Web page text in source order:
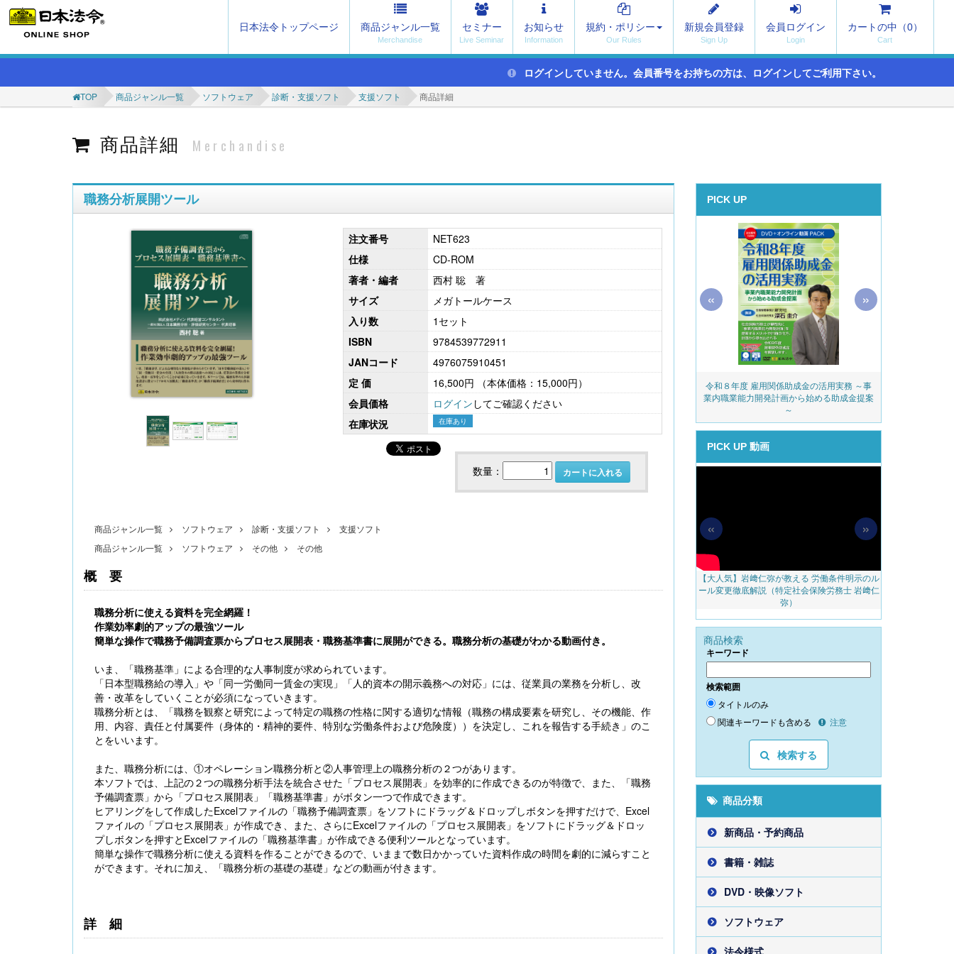
日本法令トップページ 商品ジャンル一覧 セミナー お知らせ 規約・ポリシー 新規会員登録 会員ログイン カートの中（0）
ログインしていません。会員番号をお持ちの方は、ログインしてご利用下さい。
TOP 商品ジャンル一覧 ソフトウェア 診断・支援ソフト 支援ソフト 商品詳細
商品詳細 Merchandise
職務分析展開ツール
注文番号
NET623
仕様
CD-ROM
著者・編者
西村 聡 著
サイズ
メガトールケース
入り数
1セット
ISBN
9784539772911
JANコード
4976075910451
定 価
16,500円
（本体価格：15,000円）
会員価格
ログイン してご確認ください
在庫状況
在庫あり
数量： カートに入れる
商品ジャンル一覧 ソフトウェア 診断・支援ソフト
支援ソフト
商品ジャンル一覧
ソフトウェア その他 その他
概要
職務分析に使える資料を完全網羅！
作業効率劇的アップの最強ツール
簡単な操作で職務予備調査票からプロセス展開表・職務基準書に展開ができる。職務分析の基礎がわかる動画付き。
いま、「職務基準」による合理的な人事制度が求められています。
「日本型職務給の導入」や「同一労働同一賃金の実現」「人的資本の開示義務への対応」には、従業員の業務を分析し、改
善・改革をしていくことが必須になっていきます。
職務分析とは、「職務を観察と研究によって特定の職務の性格に関する適切な情報（職務の構成要素を研究し、その機能、作
用、内容、責任と付属要件（身体的・精神的要件、特別な労働条件および危険度））を決定し、これを報告する手続き」のこ
とをいいます。
また、職務分析には、①オペレーション職務分析と②人事管理上の職務分析の２つがあります。
本ソフトでは、上記の２つの職務分析手法を統合させた「プロセス展開表」を効率的に作成できるのが特徴で、また、「職務
予備調査票」から「プロセス展開表」「職務基準書」がボタン一つで作成できます。
ヒアリングをして作成したExcelファイルの「職務予備調査票」をソフトにドラッグ＆ドロップしボタンを押すだけで、Excel
ファイルの「プロセス展開表」が作成でき、また、さらにExcelファイルの「プロセス展開表」をソフトにドラッグ＆ドロッ
プしボタンを押すとExcelファイルの「職務基準書」が作成できる便利ツールとなっています。
簡単な操作で職務分析に使える資料を作ることができるので、いままで数日かかっていた資料作成の時間を劇的に減らすこと
ができます。それに加え、「職務分析の基礎の基礎」などの動画が付きます。
詳細
PICK UP
〔改訂版〕Excelでできる 産前産後休業・育
児休業《簡単》管理
こども性暴力防止法（日本版DBS）対応実務
書式集
社会保険労務士のための 労務・安全衛生コ
ンプライアンス・チェック
令和８年度 雇用関係助成金の活用実務 ～事
業内職業能力開発計画から始める助成金提案
～
« »
PICK UP 動画
能２号の対象拡大･･･ 改正対応＆社労士のコンサ
ール の見どころ
算・補助金の実務（介護人材コンサルタント
【大人気】岩﨑仁弥が教える 労働条件明示のル
ール変更徹底解説（特定社会保険労務士 岩﨑仁
弥）
【大注目】令和６年度 介護事業所の処遇改善加
算・補助金の実務（介護人材コンサルタント
« »
商品検索
キーワード
検索範囲
タイトルのみ
関連キーワードも含める
注意
検索する
商品分類
新商品・予約商品
書籍・雑誌
DVD・映像ソフト
ソフトウェア
法令様式